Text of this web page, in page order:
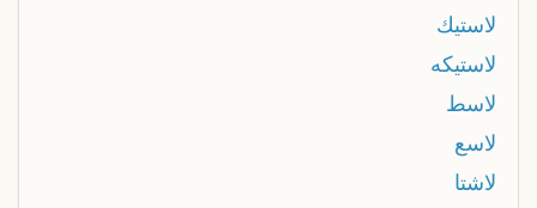
لاستيك
لاستيكه
لاسط
لاسع
لاشتا